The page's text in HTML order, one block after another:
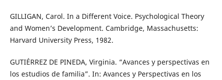
GILLIGAN, Carol. In a Different Voice. Psychological Theory
and Women’s Development. Cambridge, Massachusetts:
Harvard University Press, 1982.
GUTIÉRREZ DE PINEDA, Virginia. “Avances y perspectivas en
los estudios de familia”. In: Avances y Perspectivas en los